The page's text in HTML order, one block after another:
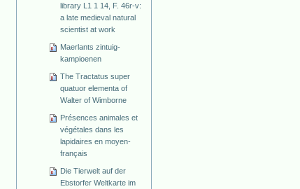
library L1 1 14, F. 46r-v:
a late medieval natural
scientist at work
Maerlants zintuig-
kampioenen
The Tractatus super
quatuor elementa of
Walter of Wimborne
Présences animales et
végétales dans les
lapidaires en moyen-
français
Die Tierwelt auf der
Ebstorfer Weltkarte im